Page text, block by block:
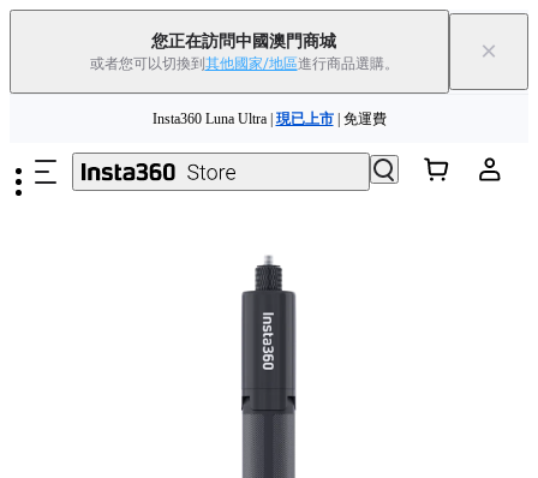
您正在訪問中國澳門商城
或者您可以切換到 其他國家/地區進行商品選購。 ×
Insta360 Luna Ultra |現已上市| 免運費
舊機換新機，享現金回饋或優惠券 |了解更多